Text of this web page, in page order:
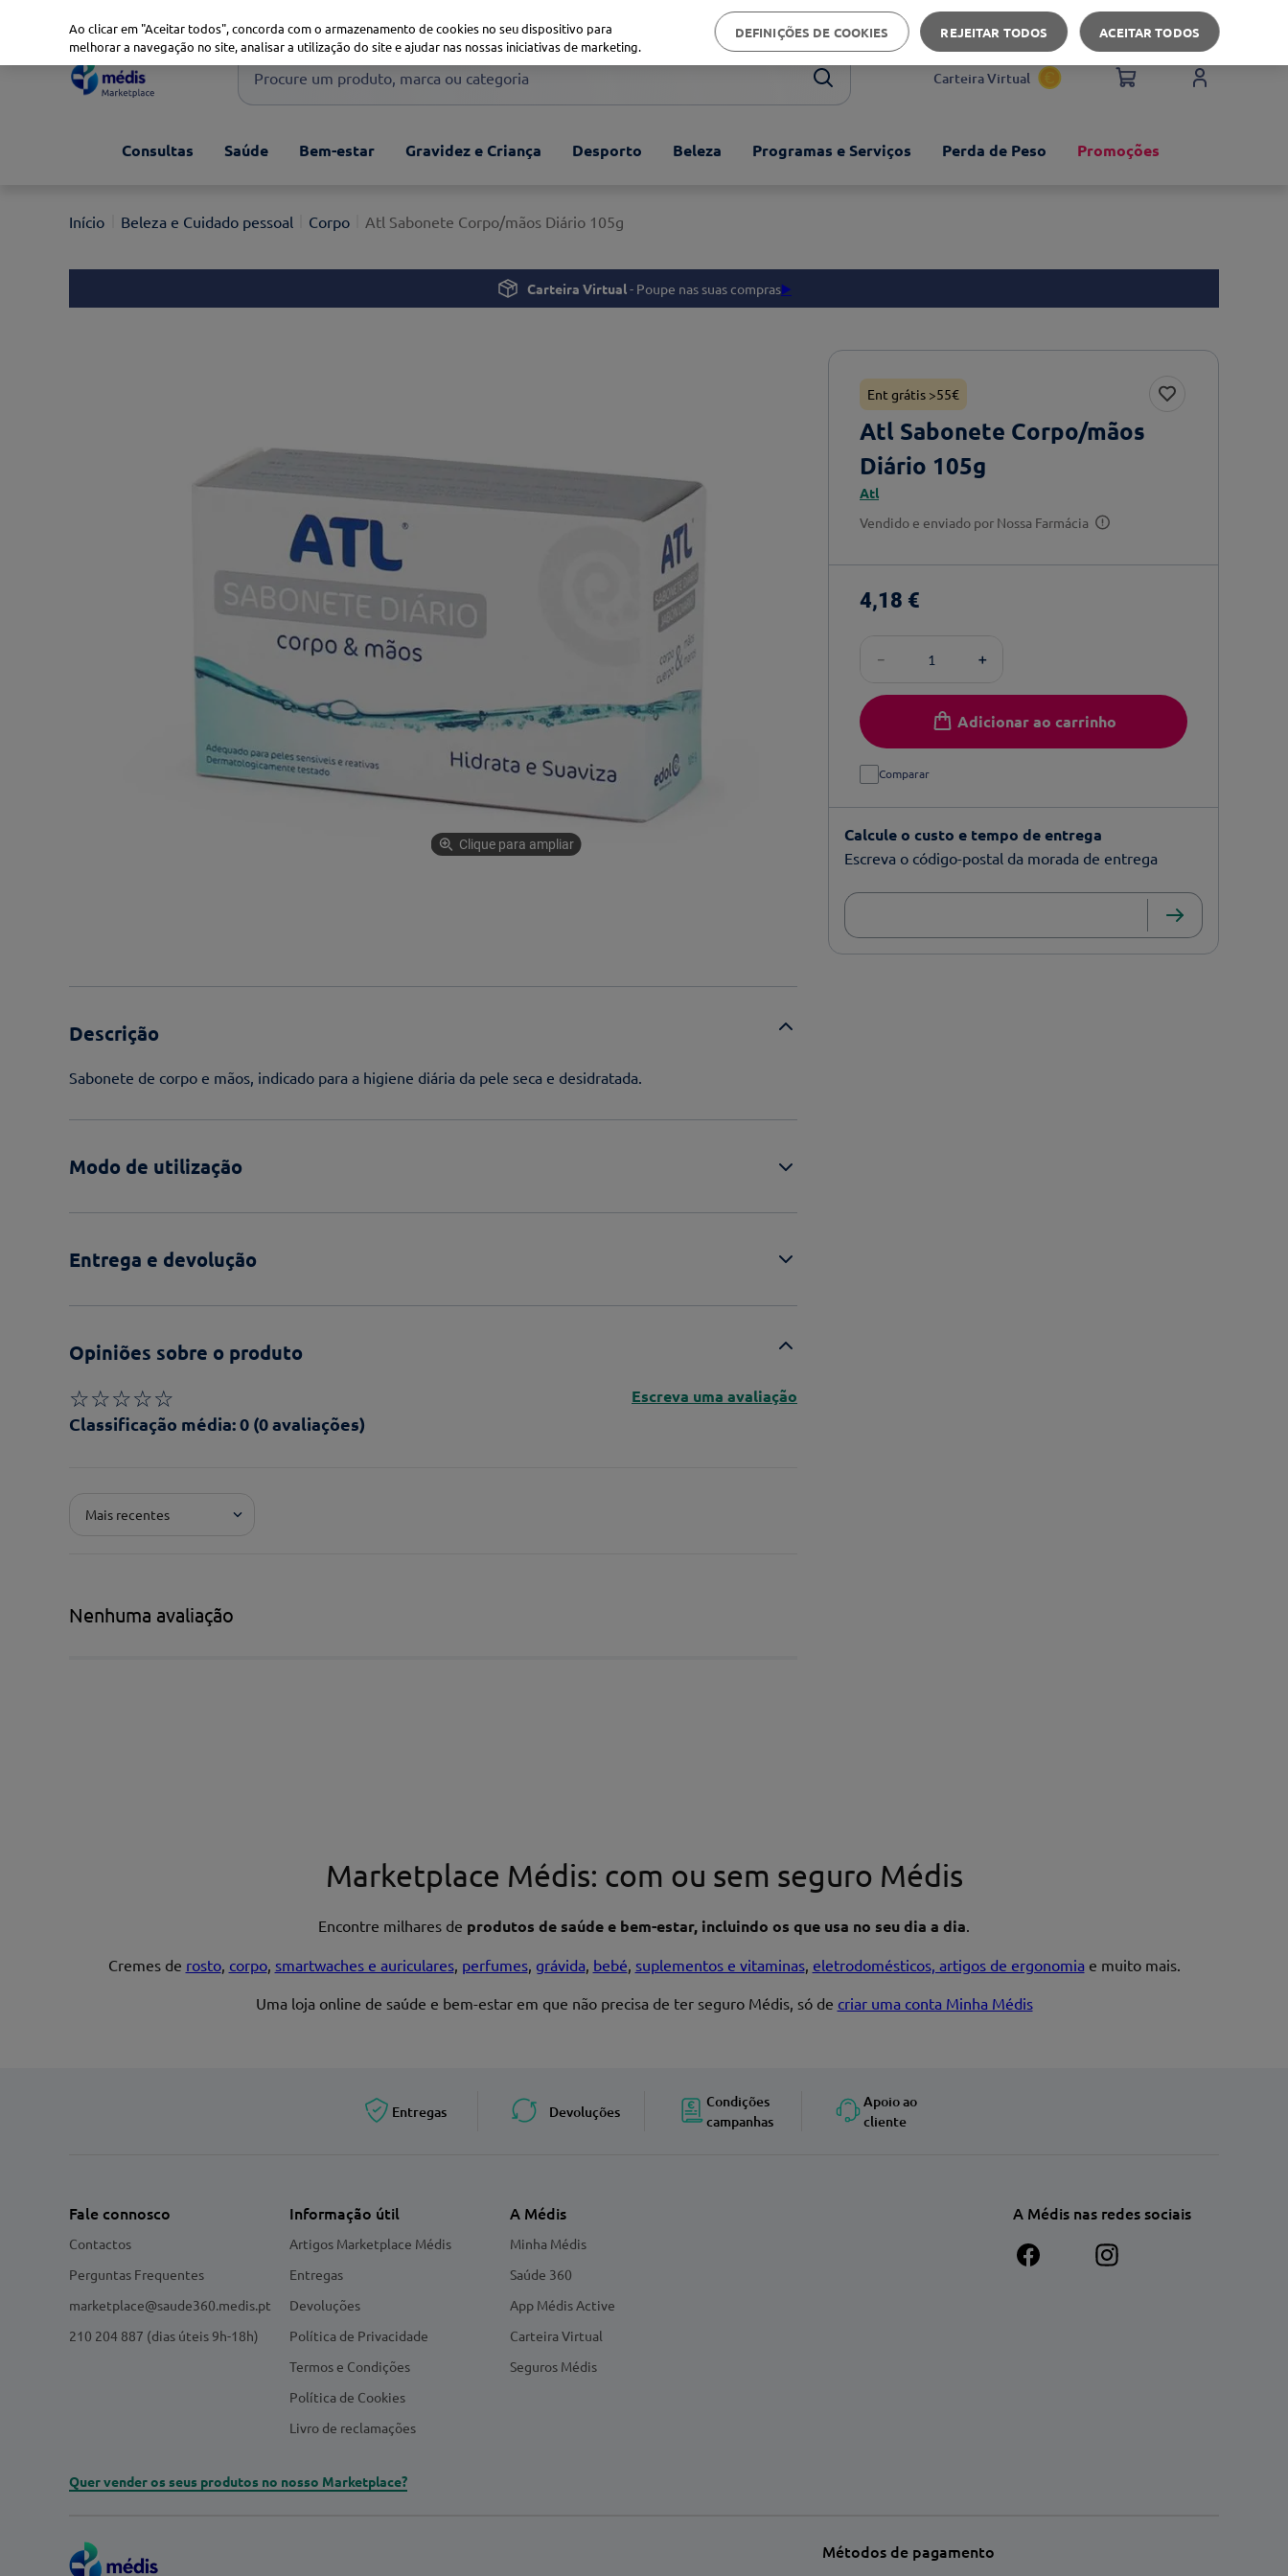
Apoio ao cliente
Procure um produto, marca ou categoria
1º xiaomi
3º now
Carteira Virtual
Consultas Saúde Bem-estar Gravidez e Criança Desporto Beleza Programas e Serviços Perda de Peso Promoções
Beleza e Cuidado pessoal Corpo Atl Sabonete Corpo/mãos Diário 105g
Carteira Virtual- Poupe nas suas compras▶️
Clique para ampliar
Descrição
Sabonete de corpo e mãos, indicado para a higiene diária da pele seca e desidratada.
Modo de utilização
Entrega e devolução
Opiniões sobre o produto
☆☆☆☆☆
Classificação média: 0 (0 avaliações)
Escreva uma avaliação
Pontuação*
Mais recentes
Nenhuma avaliação
Ent grátis >55€
Atl Sabonete Corpo/mãos
Diário 105g
Atl
Vendido e enviado por Nossa Farmácia
4,18 €
＋
－
Adicionar ao carrinho
Comparar
Calcule o custo e tempo de entrega
Escreva o código-postal da morada de entrega
Marketplace Médis: com ou sem seguro Médis
Encontre milhares de produtos de saúde e bem-estar, incluindo os que usa no seu dia a dia.
Cremes de rosto, corpo, smartwaches e auriculares, perfumes, grávida, bebé, suplementos e vitaminas, eletrodomésticos, artigos de ergonomia e muito mais.
Uma loja online de saúde e bem-estar em que não precisa de ter seguro Médis, só de criar uma conta Minha Médis
Entregas Devoluções
Condições
campanhas
Apoio ao
cliente
Fale connosco
Contactos
Perguntas Frequentes
marketplace@saude360.medis.pt
210 204 887 (dias úteis 9h-18h)
Informação útil
Artigos Marketplace Médis
Entregas
Devoluções
Política de Privacidade
Termos e Condições
Política de Cookies
Livro de reclamações
A Médis
Minha Médis
Saúde 360
App Médis Active
Carteira Virtual
Seguros Médis
A Médis nas redes sociais
Quer vender os seus produtos no nosso Marketplace?
Métodos de pagamento
Ao clicar em "Aceitar todos", concorda com o armazenamento de cookies no seu dispositivo para
melhorar a navegação no site, analisar a utilização do site e ajudar nas nossas iniciativas de marketing.
DEFINIÇÕES DE COOKIES REJEITAR TODOS ACEITAR TODOS